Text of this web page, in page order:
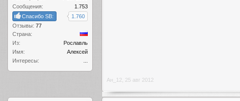
Сообщения:
1.753
Спасибо SB:
1.760
Отзывы: 77
Страна:
Из:
Рославль
Имя:
Алексей
Интересы:
Ан_12 25 авг 2012